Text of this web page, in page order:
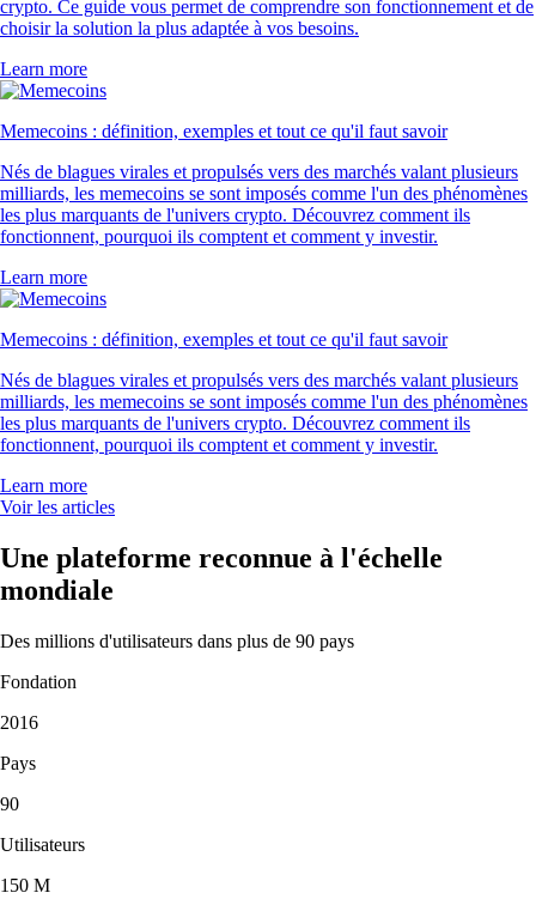
crypto. Ce guide vous permet de comprendre son fonctionnement et de
choisir la solution la plus adaptée à vos besoins.
Learn more
Memecoins : définition, exemples et tout ce qu'il faut savoir
Nés de blagues virales et propulsés vers des marchés valant plusieurs
milliards, les memecoins se sont imposés comme l'un des phénomènes
les plus marquants de l'univers crypto. Découvrez comment ils
fonctionnent, pourquoi ils comptent et comment y investir.
Learn more
Memecoins : définition, exemples et tout ce qu'il faut savoir
Nés de blagues virales et propulsés vers des marchés valant plusieurs
milliards, les memecoins se sont imposés comme l'un des phénomènes
les plus marquants de l'univers crypto. Découvrez comment ils
fonctionnent, pourquoi ils comptent et comment y investir.
Learn more
Voir les articles
Une plateforme reconnue à l'échelle
mondiale
Des millions d'utilisateurs dans plus de 90 pays
Fondation
2016
Pays
90
Utilisateurs
150 M